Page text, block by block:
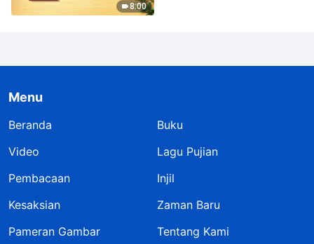
8:00
Menu
Beranda
Buku
Video
Lagu Pujian
Pembacaan
Injil
Kesaksian
Zaman Baru
Pameran Gambar
Tentang Kami